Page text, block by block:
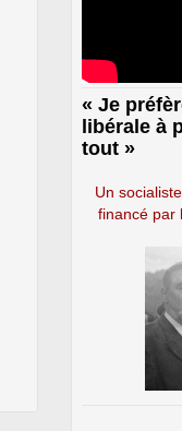
« Je
libérale à
tout »
Un
financé par